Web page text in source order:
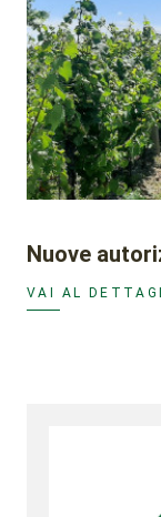
Nuove
VAI AL